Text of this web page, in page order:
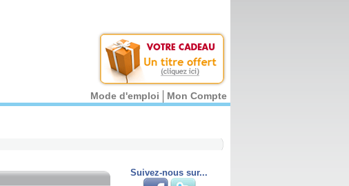
Mode d'emploi Mon Compte
Suivez-nous sur...